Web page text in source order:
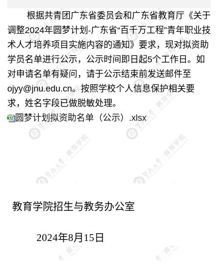
根据共青团广东省委员会和广东省教育厅《关于
调整2024年圆梦计划-广东省“百千万工程”青年职业技
术人才培养项目实施内容的通知》要求，现对拟资助
学员名单进行公示，公示时间即日起5个工作日。如
对申请名单有疑问，请于公示结束前发送邮件至
ojyy@jnu.edu.cn。按照学校个人信息保护相关要
求，姓名字段已做脱敏处理。
圆梦计划拟资助名单（公示）.xlsx
教育学院招生与教务办公室
2024年8月15日